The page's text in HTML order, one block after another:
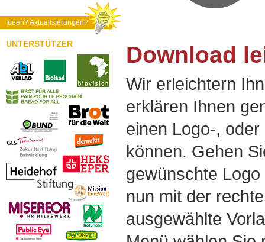
Download
Wir erleichtern
erklären Ihnen
einen Logo-,
können. Gehen
gewünschte
nun mit der
ausgewählte
Ideen? Aktualisierungen?
UNTERSTÜTZER